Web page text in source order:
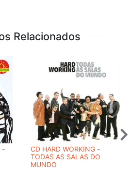
Relacionados
-
CD HARD WORKING -
TODAS AS SALAS DO
MUNDO